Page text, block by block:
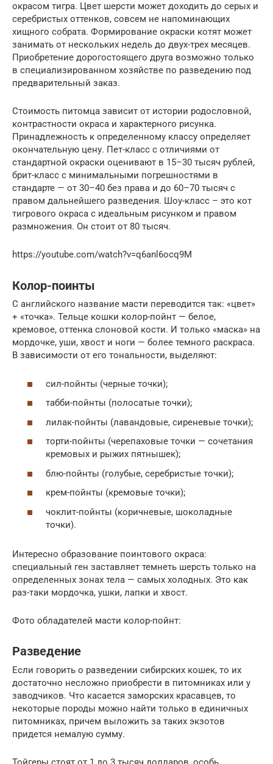
окрасом тигра. Цвет шерсти может доходить до серых и
серебристых оттенков, совсем не напоминающих
хищного собрата. Формирование окраски котят может
занимать от нескольких недель до двух-трех месяцев.
Приобретение дорогостоящего друга возможно только
в специализированном хозяйстве по разведению под
предварительный заказ.
Стоимость питомца зависит от истории родословной,
контрастности окраса и характерного рисунка.
Принадлежность к определенному классу определяет
окончательную цену. Пет-класс с отличиями от
стандартной окраски оценивают в 15–30 тысяч рублей,
брит-класс с минимальными погрешностями в
стандарте — от 30–40 без права и до 60–70 тысяч с
правом дальнейшего разведения. Шоу-класс – это кот
тигрового окраса с идеальным рисунком и правом
размножения. Он стоит от 80 тысяч.
https://youtube.com/watch?v=q6anl6ocq9M
Колор-поинты
С английского название масти переводится так: «цвет»
+ «точка». Тельце кошки колор-пойнт — белое,
кремовое, оттенка слоновой кости. И только «маска» на
мордочке, уши, хвост и ноги — более темного раскраса.
В зависимости от его тональности, выделяют:
сил-пойнты (черные точки);
табби-пойнты (полосатые точки);
лилак-пойнты (лавандовые, сиреневые точки);
торти-пойнты (черепаховые точки — сочетания
кремовых и рыжих пятнышек);
блю-пойнты (голубые, серебристые точки);
крем-пойнты (кремовые точки);
чоклит-пойнты (коричневые, шоколадные
точки).
Интересно образование поинтового окраса:
специальный ген заставляет темнеть шерсть только на
определенных зонах тела — самых холодных. Это как
раз-таки мордочка, ушки, лапки и хвост.
Фото обладателей масти колор-пойнт:
Разведение
Если говорить о разведении сибирских кошек, то их
достаточно несложно приобрести в питомниках или у
заводчиков. Что касается заморских красавцев, то
некоторые породы можно найти только в единичных
питомниках, причем выложить за таких экзотов
придется немалую сумму.